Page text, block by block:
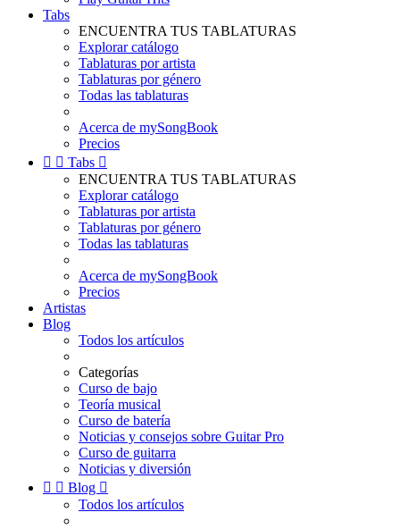
Tabs
ENCUENTRA TUS TABLATURAS
Explorar catálogo
Tablaturas por artista
Tablaturas por género
Todas las tablaturas
Acerca de mySongBook
Precios
  Tabs 
ENCUENTRA TUS TABLATURAS
Explorar catálogo
Tablaturas por artista
Tablaturas por género
Todas las tablaturas
Acerca de mySongBook
Precios
Artistas
Blog
Todos los artículos
Categorías
Curso de bajo
Teoría musical
Curso de batería
Noticias y consejos sobre Guitar Pro
Curso de guitarra
Noticias y diversión
  Blog 
Todos los artículos